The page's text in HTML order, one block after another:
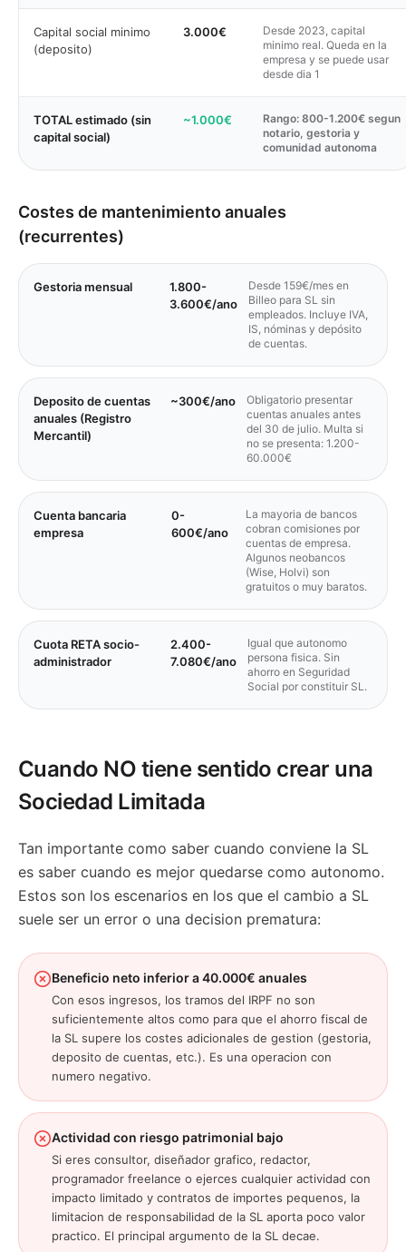
Capital social minimo
(deposito)
3.000€
Desde 2023, capital
minimo real. Queda en la
empresa y se puede usar
desde dia 1
TOTAL estimado (sin
capital social)
~1.000€
Rango: 800-1.200€ segun
notario, gestoria y
comunidad autonoma
Costes de mantenimiento anuales
(recurrentes)
Gestoria mensual
1.800-
3.600€/ano
Desde 159€/mes en
Billeo para SL sin
empleados. Incluye IVA,
IS, nóminas y depósito
de cuentas.
Deposito de cuentas
anuales (Registro
Mercantil)
~300€/ano
Obligatorio presentar
cuentas anuales antes
del 30 de julio. Multa si
no se presenta: 1.200-
60.000€
Cuenta bancaria
empresa
0-
600€/ano
La mayoria de bancos
cobran comisiones por
cuentas de empresa.
Algunos neobancos
(Wise, Holvi) son
gratuitos o muy baratos.
Cuota RETA socio-
administrador
2.400-
7.080€/ano
Igual que autonomo
persona fisica. Sin
ahorro en Seguridad
Social por constituir SL.
Cuando NO tiene sentido crear una
Sociedad Limitada
Tan importante como saber cuando conviene la SL
es saber cuando es mejor quedarse como autonomo.
Estos son los escenarios en los que el cambio a SL
suele ser un error o una decision prematura:
Beneficio neto inferior a 40.000€ anuales
Con esos ingresos, los tramos del IRPF no son
suficientemente altos como para que el ahorro fiscal de
la SL supere los costes adicionales de gestion (gestoria,
deposito de cuentas, etc.). Es una operacion con
numero negativo.
Actividad con riesgo patrimonial bajo
Si eres consultor, diseñador grafico, redactor,
programador freelance o ejerces cualquier actividad con
impacto limitado y contratos de importes pequenos, la
limitacion de responsabilidad de la SL aporta poco valor
practico. El principal argumento de la SL decae.